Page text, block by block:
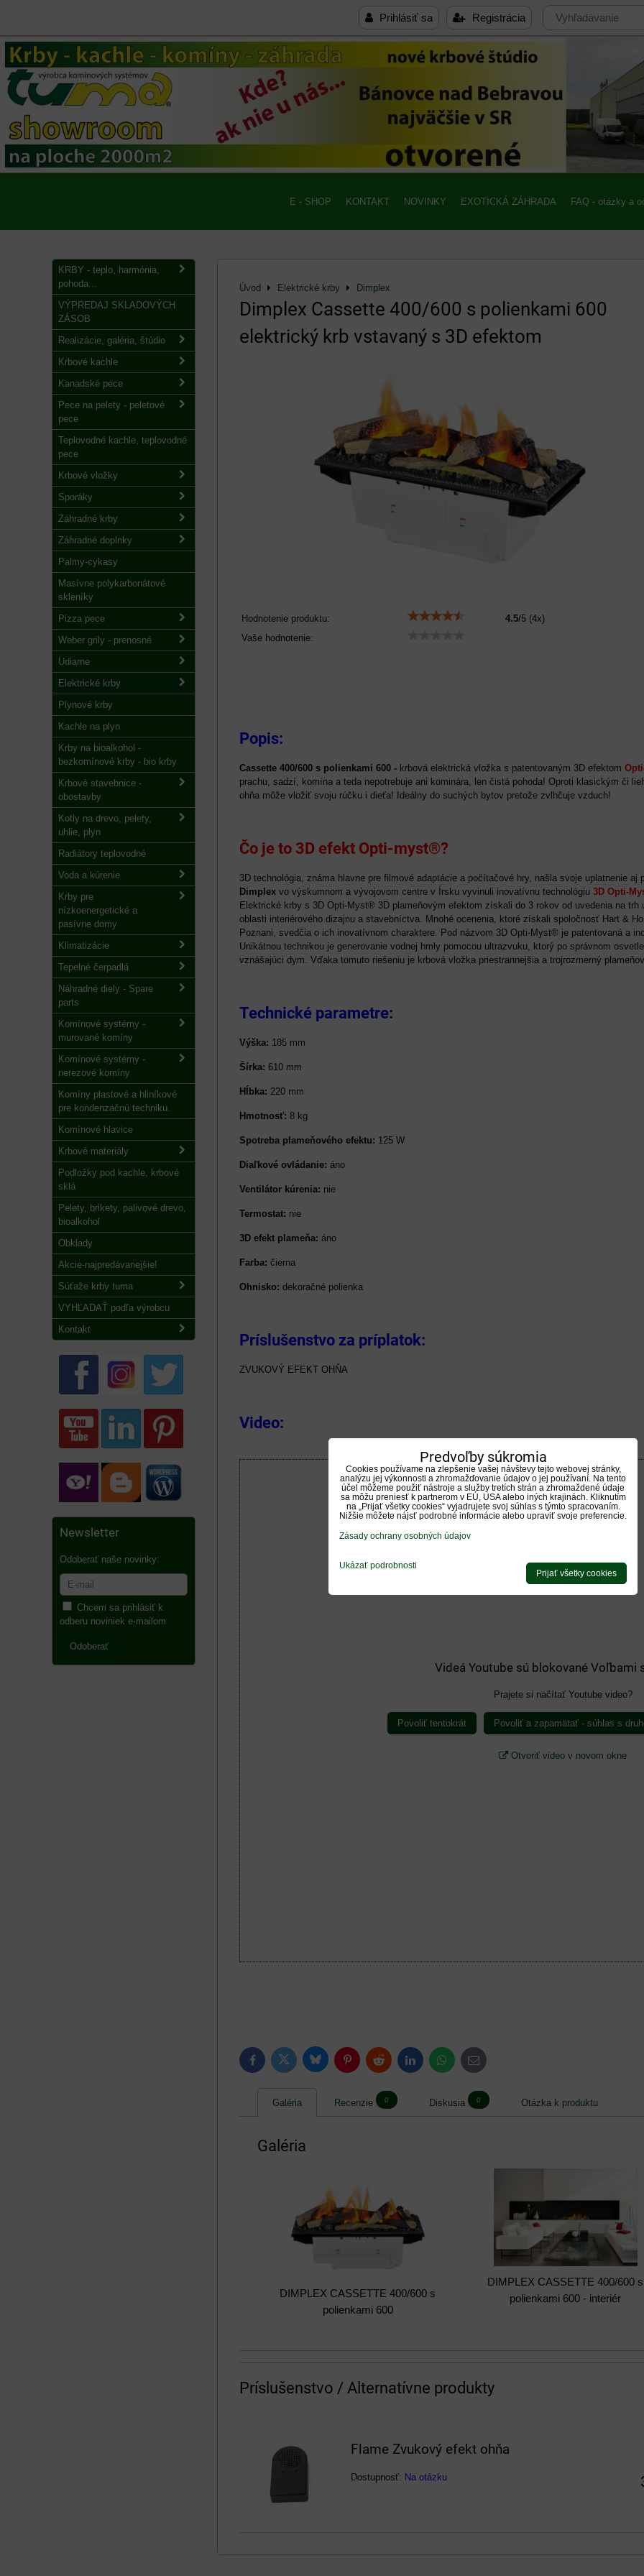
Prihlásiť sa Registrácia
E - SHOP KONTAKT NOVINKY EXOTICKÁ ZÁHRADA FAQ - otázky a
Úvod Elektrické krby Dimplex
Dimplex Cassette 400/600 s polienkami 600
elektrický krb vstavaný s 3D efektom
Hodnotenie produktu: 4.5/5 (4x)
Vaše hodnotenie:
Popis:
Cassette 400/600 s polienkami 600 - krbová elektrická vložka s patentovaným 3D efektom
prachu, sadzí, komína a teda nepotrebuje ani kominára, len čistá pohoda! Oproti klasickým či
ohňa môže vložiť svoju rúčku i dieťa! Ideálny do suchých bytov pretože zvlhčuje vzduch!
Čo je to 3D efekt Opti-myst®?
3D technológia, známa hlavne pre filmové adaptácie a počítačové hry, našla svoje uplatnenie
Dimplex vo výskumnom a vývojovom centre v Írsku vyvinuli inovatívnu technológiu 3D Opti-
Elektrické krby s 3D Opti-Myst® 3D plameňovým efektom získali do 3 rokov od uvedenia na
oblasti interiérového dizajnu a stavebníctva. Mnohé ocenenia, ktoré získali spoločnosť Hart &
Poznani, svedčia o ich inovatívnom charaktere. Pod názvom 3D Opti-Myst® je patentovaná a
Unikátnou technikou je generovanie vodnej hmly pomocou ultrazvuku, ktorý po správnom
vznášajúci dym. Vďaka tomuto riešeniu je krbová vložka priestrannejšia a trojrozmerný
Technické parametre:
Výška: 185 mm
Šírka: 610 mm
Hĺbka: 220 mm
Hmotnosť: 8 kg
Spotreba plameňového efektu: 125 W
Diaľkové ovládanie: áno
Ventilátor kúrenia: nie
Termostat: nie
3D efekt plameňa: áno
Farba: čierna
Ohnisko: dekoračné polienka
Príslušenstvo za príplatok:
ZVUKOVÝ EFEKT OHŇA
Video:
Videá Youtube sú blokované Voľbami
Prajete si načítať Youtube video?
Povoliť tentokrát Povoliť a zapamätať - súhlas s
Otvoriť video v novom okne
FacebookTwitter BlueskyPinterestReddit LinkedInWhatsApp
E-
mail
Galéria Recenzie 0 Diskusia 0 Otázka k produktu
Galéria
DIMPLEX CASSETTE 400/600 s
polienkami 600
DIMPLEX CASSETTE 400/600 s
polienkami 600 - interiér
Príslušenstvo / Alternatívne produkty
Flame Zvukový efekt ohňa
Dostupnosť: Na otázku
KRBY - teplo, harmónia,
pohoda...
VÝPREDAJ SKLADOVÝCH
ZÁSOB
Realizácie, galéria, štúdio
Krbové kachle
Kanadské pece
Pece na pelety - peletové
pece
Teplovodné kachle, teplovodné
pece
Krbové vložky
Sporáky
Záhradné krby
Záhradné doplnky
Palmy-cykasy
Masívne polykarbonátové
skleníky
Pizza pece
Weber grily - prenosné
Udiarne
Elektrické krby
Plynové krby
Kachle na plyn
Krby na bioalkohol -
bezkomínové krby - bio krby
Krbové stavebnice -
obostavby
Kotly na drevo, pelety,
uhlie, plyn
Radiátory teplovodné
Voda a kúrenie
Krby pre
nízkoenergetické a
pasívne domy
Klimatizácie
Tepelné čerpadlá
Náhradné diely - Spare
parts
Komínové systémy -
murované komíny
Komínové systémy -
nerezové komíny
Komíny plastové a hliníkové
pre kondenzačnú techniku.
Komínové hlavice
Krbové materiály
Podložky pod kachle, krbové
sklá
Pelety, brikety, palivové drevo,
bioalkohol
Obklady
Akcie-najpredávanejšie!
Súťaže krby tuma
VYHĽADAŤ podľa výrobcu
Kontakt
Newsletter
Odoberať naše novinky:
Chcem sa prihlásiť k
odberu noviniek e-mailom
Odoberať
Predvoľby súkromia
Cookies používame na zlepšenie vašej návštevy tejto webovej stránky,
analýzu jej výkonnosti a zhromažďovanie údajov o jej používaní. Na tento
účel môžeme použiť nástroje a služby tretích strán a zhromaždené údaje
sa môžu preniesť k partnerom v EÚ, USA alebo iných krajinách. Kliknutím
na „Prijať všetky cookies“ vyjadrujete svoj súhlas s týmto spracovaním.
Nižšie môžete nájsť podrobné informácie alebo upraviť svoje preferencie.
Zásady ochrany osobných údajov
Ukázať podrobnosti
Prijať všetky cookies